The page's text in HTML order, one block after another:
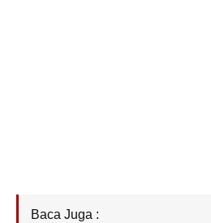
Baca Juga :